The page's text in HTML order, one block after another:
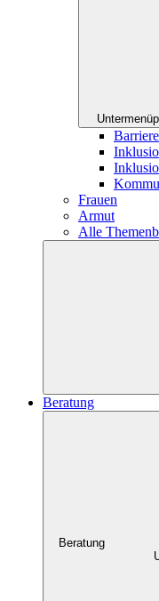
Frauen
Armut
Alle
Beratung
Beratung